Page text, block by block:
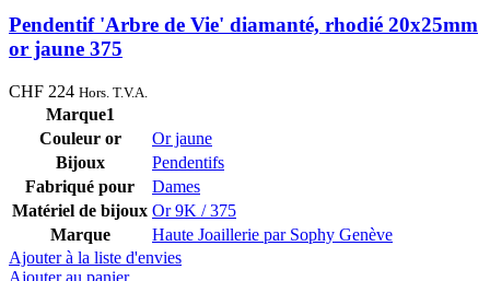
Pendentif 'Arbre de Vie' diamanté, rhodié 20x25mm
or jaune 375
CHF 224 Hors. T.V.A.
Marque1
Couleur or
Or jaune
Bijoux
Pendentifs
Fabriqué pour
Dames
Matériel de bijoux Or 9K / 375
Marque
Haute Joaillerie par Sophy Genève
Ajouter à la liste d'envies
Ajouter au panier